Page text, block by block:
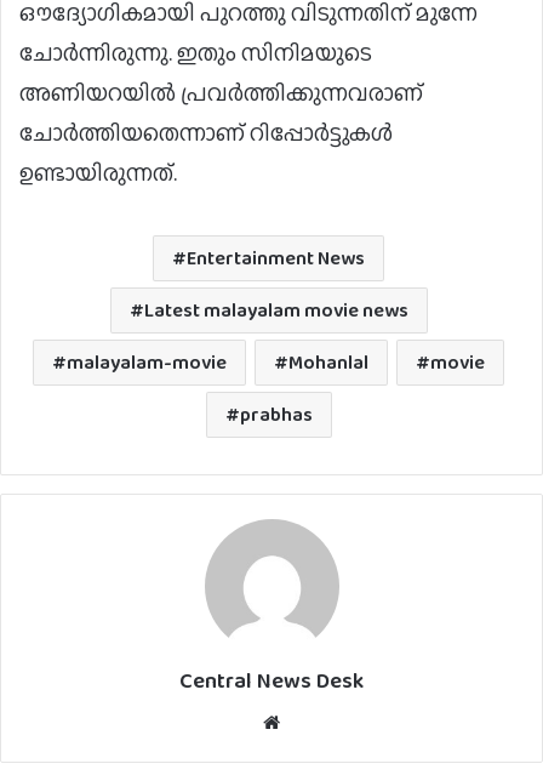
ഔദ്യോഗികമായി പുറത്തു വിടുന്നതിന് മുന്നേ
ചോർന്നിരുന്നു. ഇതും സിനിമയുടെ
അണിയറയിൽ പ്രവർത്തിക്കുന്നവരാണ്
ചോർത്തിയതെന്നാണ് റിപ്പോർട്ടുകൾ
ഉണ്ടായിരുന്നത്.
Entertainment News
Latest malayalam movie news
malayalam-movie
Mohanlal
movie
prabhas
Central News Desk